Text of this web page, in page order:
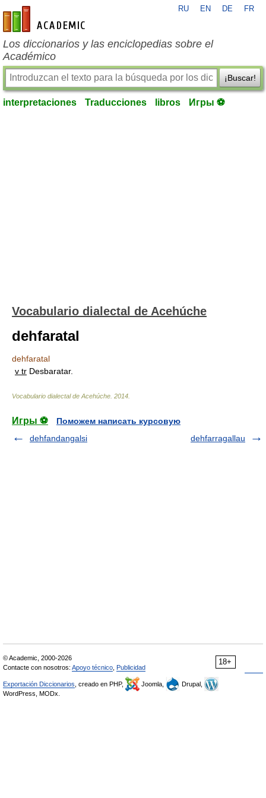
es-academic.com
RU EN DE FR
Los diccionarios y las enciclopedias sobre el
Académico
¡Buscar!
interpretaciones Traducciones libros Игры ⚽
Vocabulario dialectal de Acehúche
dehfaratal
dehfaratal
v tr Desbaratar.
Vocabulario dialectal de Acehúche 2014
Игры ⚽
Поможем написать курсовую
dehfandangalsi
dehfarragallau
18+
© Academic, 2000-2026
Contacte con nosotros: Apoyo técnico Publicidad
Exportación Diccionarios , creado en PHP, Joomla,
Drupal,
WordPress, MODx.